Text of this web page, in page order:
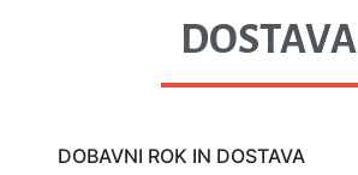
DOSTAVA
DOBAVNI ROK IN DOSTAVA